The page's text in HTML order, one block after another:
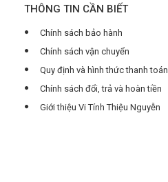
THÔNG TIN CẦN BIẾT
Chính sách bảo hành
Chính sách vận chuyển
Quy định và hình thức thanh toán
Chính sách đổi, trả và hoàn tiền
Giới thiệu Vi Tính Thiệu Nguyễn